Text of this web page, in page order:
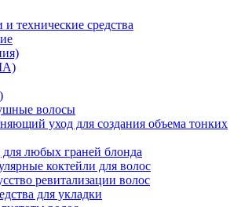
технические средства
волосы
уход для создания объема тонких
любых граней блонда
коктейли для волос
ревитализации волос
для укладки